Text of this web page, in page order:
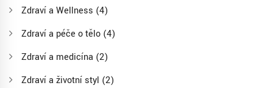
Zdraví a Wellness (4)
Zdraví a péče o tělo (4)
Zdraví a medicína (2)
Zdraví a životní styl (2)